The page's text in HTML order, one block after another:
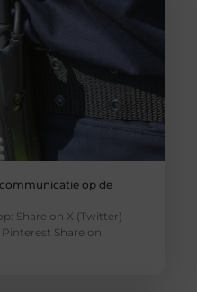
op de
Share on X (Twitter)
Share on